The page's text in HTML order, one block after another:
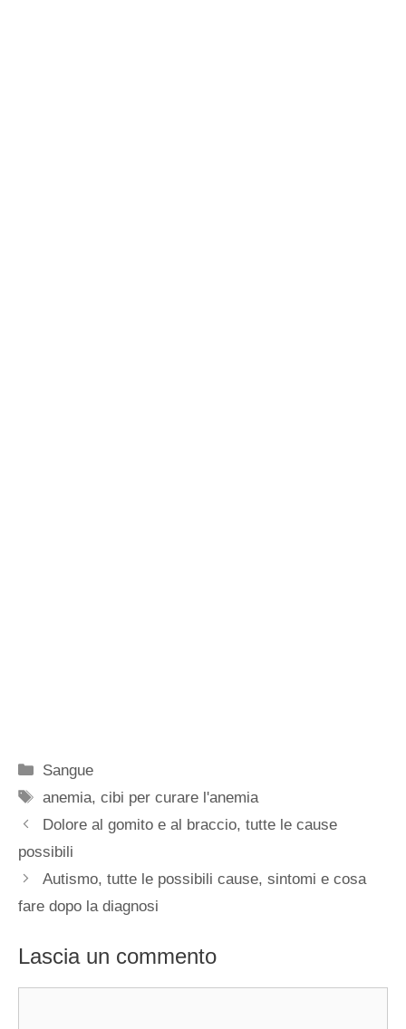
Categorie
Sangue
Tag
anemia,cibi per curare l'anemia
Dolore al gomito e al braccio, tutte le cause
possibili
Autismo, tutte le possibili cause, sintomi e cosa
fare dopo la diagnosi
Lascia un commento